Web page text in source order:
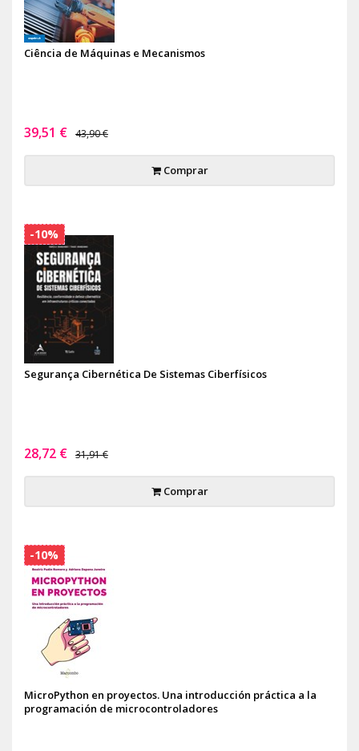
Ciência de Máquinas e Mecanismos
39,51 € 43,90 €
Comprar
Segurança Cibernética De Sistemas Ciberfísicos
28,72 € 31,91 €
Comprar
-10%
MicroPython en proyectos. Una introducción práctica a la
programación de microcontroladores
-10%